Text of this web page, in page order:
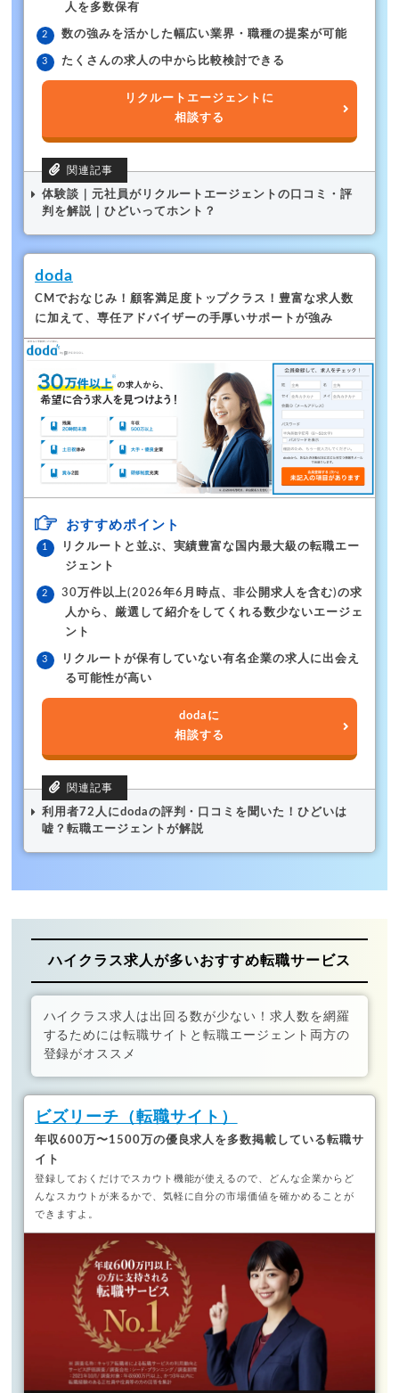
人を多数保有
数の強みを活かした幅広い業界・職種の提案が可能
たくさんの求人の中から比較検討できる
リクルートエージェントに
相談する
体験談｜元社員がリクルートエージェントの口コミ・評
判を解説｜ひどいってホント？
doda
CMでおなじみ！顧客満足度トップクラス！豊富な求人数
に加えて、専任アドバイザーの手厚いサポートが強み
おすすめポイント
リクルートと並ぶ、実績豊富な国内最大級の転職エー
ジェント
30万件以上(2026年6月時点、非公開求人を含む)の求
人から、厳選して紹介をしてくれる数少ないエージェ
ント
リクルートが保有していない有名企業の求人に出会え
る可能性が高い
dodaに
相談する
利用者72人にdodaの評判・口コミを聞いた！ひどいは
嘘？転職エージェントが解説
ハイクラス求人が多いおすすめ転職サービス
ハイクラス求人は出回る数が少ない！求人数を網羅
するためには転職サイトと転職エージェント両方の
登録がオススメ
ビズリーチ（転職サイト）
年収600万〜1500万の優良求人を多数掲載している転職サ
イト
登録しておくだけでスカウト機能が使えるので、どんな企業からど
んなスカウトが来るかで、気軽に自分の市場価値を確かめることが
できますよ。